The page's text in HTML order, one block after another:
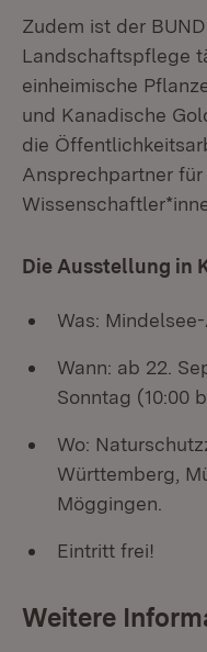
Zudem ist der
Landschaftspflege
einheimische
und Kanadische
die
Ansprechpartner für
Die Ausstellung in
Was:
Wann: ab 22.
Sonntag (10:00
Wo:
Württemberg,
Möggingen.
Eintritt frei!
Weitere